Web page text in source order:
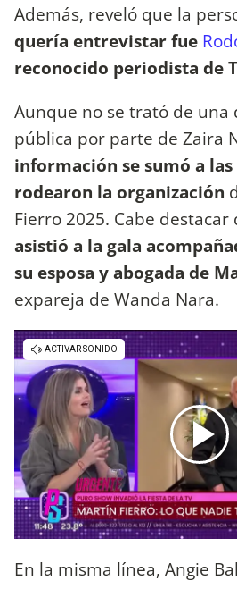
Además, reveló que la
quería entrevistar fue
reconocido periodista de
Aunque no se trató de una
pública por parte de Zaira
información se sumó a
rodearon la organización
Fierro 2025. Cabe
asistió a la gala
su esposa y abogada de
expareja de Wanda Nara.
En la misma línea, Angie